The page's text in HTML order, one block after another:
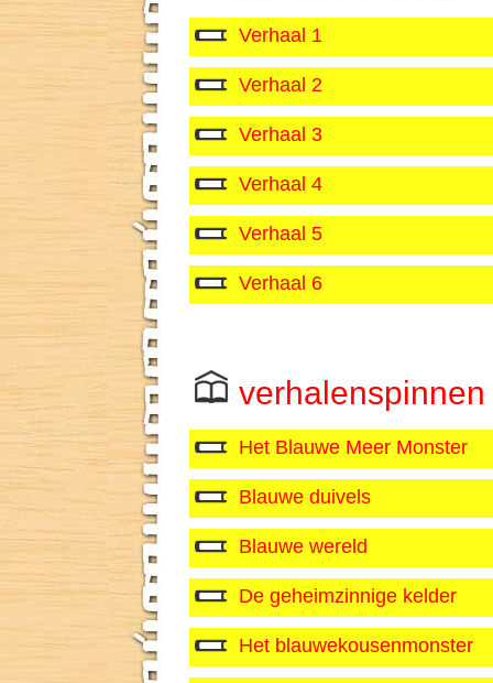
Verhaal 1
Verhaal 2
Verhaal 3
Verhaal 4
Verhaal 5
Verhaal 6
verhalenspinnen
Het Blauwe Meer Monster
Blauwe duivels
Blauwe wereld
De geheimzinnige kelder
Het blauwekousenmonster